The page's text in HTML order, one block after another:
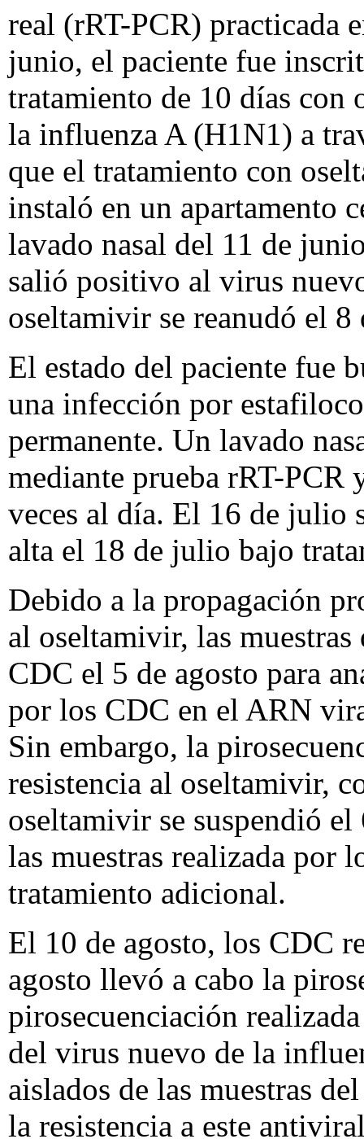
real (rRT-PCR) practicada
junio, el paciente fue
tratamiento de 10 días
la influenza A (H1N1) a
que el tratamiento con
instaló en un apartamento
lavado nasal del 11 de
salió positivo al virus
oseltamivir se reanudó el
El estado del paciente fue
una infección por
permanente. Un lavado
mediante prueba rRT-
veces al día. El 16 de julio
alta el 18 de julio bajo
Debido a la propagación
al oseltamivir, las
CDC el 5 de agosto para
por los CDC en el ARN
Sin embargo, la
resistencia al oseltamivir,
oseltamivir se suspendió el
las muestras realizada por
tratamiento adicional.
El 10 de agosto, los CDC
agosto llevó a cabo la
pirosecuenciación
del virus nuevo de la
aislados de las muestras
la resistencia a este